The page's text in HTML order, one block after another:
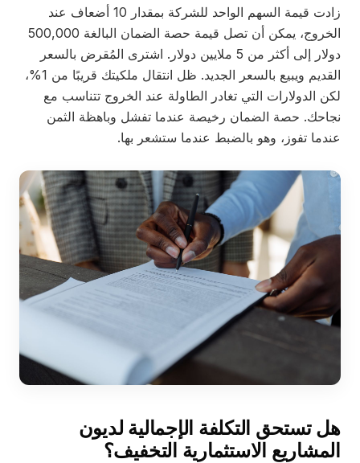
زادت قيمة السهم الواحد للشركة بمقدار 10 أضعاف عند
الخروج، يمكن أن تصل قيمة حصة الضمان البالغة 500,000
دولار إلى أكثر من 5 ملايين دولار. اشترى المُقرض بالسعر
القديم ويبيع بالسعر الجديد. ظل انتقال ملكيتك قريبًا من 1%،
لكن الدولارات التي تغادر الطاولة عند الخروج تتناسب مع
نجاحك. حصة الضمان رخيصة عندما تفشل وباهظة الثمن
عندما تفوز، وهو بالضبط عندما ستشعر بها.
هل تستحق التكلفة الإجمالية لديون
المشاريع الاستثمارية التخفيف؟